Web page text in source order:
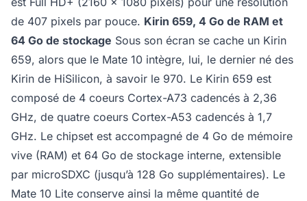
de 407 pixels par pouce. Kirin 659, 4 Go de RAM et
64 Go de stockage Sous son écran se cache un Kirin
659, alors que le Mate 10 intègre, lui, le dernier né des
Kirin de HiSilicon, à savoir le 970. Le Kirin 659 est
composé de 4 coeurs Cortex-A73 cadencés à 2,36
GHz, de quatre coeurs Cortex-A53 cadencés à 1,7
GHz. Le chipset est accompagné de 4 Go de mémoire
vive (RAM) et 64 Go de stockage interne, extensible
par microSDXC (jusqu’à 128 Go supplémentaires). Le
Mate 10 Lite conserve ainsi la même quantité de